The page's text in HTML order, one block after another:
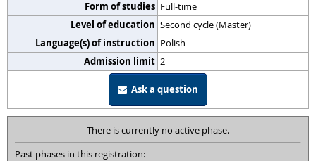
Form of studies Full-time
Level of education Second cycle (Master)
Language(s) of instruction Polish
Admission limit 2
Ask a question
There is currently no active phase.
Past phases in this registration: